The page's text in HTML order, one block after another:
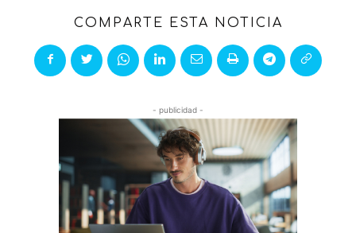
COMPARTE ESTA NOTICIA
- publicidad -